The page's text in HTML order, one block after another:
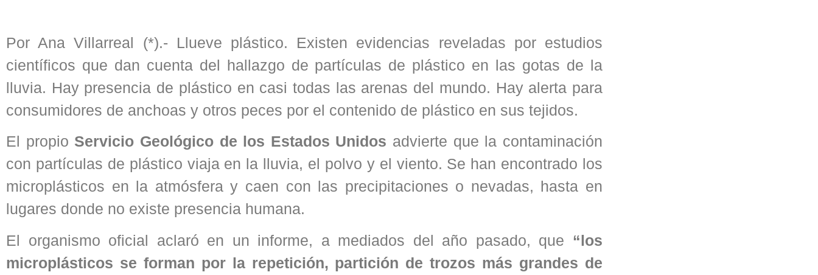
Por Ana Villarreal (*).- Llueve plástico. Existen evidencias reveladas por estudios
científicos que dan cuenta del hallazgo de partículas de plástico en las gotas de la
lluvia. Hay presencia de plástico en casi todas las arenas del mundo. Hay alerta para
consumidores de anchoas y otros peces por el contenido de plástico en sus tejidos.
El propio Servicio Geológico de los Estados Unidos advierte que la contaminación
con partículas de plástico viaja en la lluvia, el polvo y el viento. Se han encontrado los
microplásticos en la atmósfera y caen con las precipitaciones o nevadas, hasta en
lugares donde no existe presencia humana.
El organismo oficial aclaró en un informe, a mediados del año pasado, que “los
microplásticos se forman por la repetición, partición de trozos más grandes de